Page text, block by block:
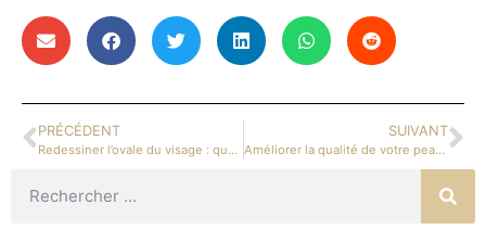
PRÉCÉDENT
Redessiner l’ovale du visage : quelles sont les solutions ?
SUIVANT
Améliorer la qualité de votre peau grâce au laser fractionné